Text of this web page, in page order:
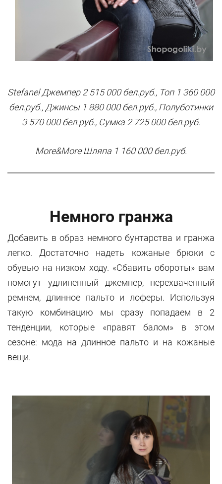
Stefanel Джемпер 2 515 000 бел.руб., Топ 1 360 000
бел.руб., Джинсы 1 880 000 бел.руб., Полуботинки
3 570 000 бел.руб., Сумка 2 725 000 бел.руб.
More&More Шляпа 1 160 000 бел.руб.
Немного гранжа
Добавить в образ немного бунтарства и гранжа
легко. Достаточно надеть кожаные брюки с
обувью на низком ходу. «Сбавить обороты» вам
помогут удлиненный джемпер, перехваченный
ремнем, длинное пальто и лоферы. Используя
такую комбинацию мы сразу попадаем в 2
тенденции, которые «правят балом» в этом
сезоне: мода на длинное пальто и на кожаные
вещи.